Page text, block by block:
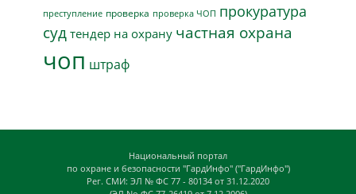
преступление проверка проверка ЧОП прокуратура
суд тендер на охрану частная охрана
чоп штраф
Национальный портал
по охране и безопасности "ГардИнфо" ("ГардИнфо")
Рег. СМИ: ЭЛ № ФС 77 - 80134 от 31.12.2020